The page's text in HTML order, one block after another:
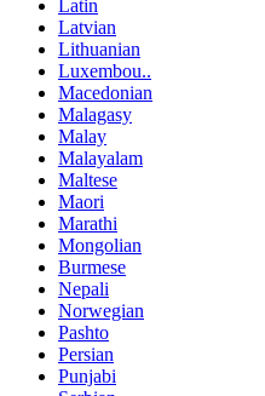
Latin
Latvian
Lithuanian
Luxembou..
Macedonian
Malagasy
Malay
Malayalam
Maltese
Maori
Marathi
Mongolian
Burmese
Nepali
Norwegian
Pashto
Persian
Punjabi